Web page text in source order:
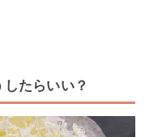
たらいい？